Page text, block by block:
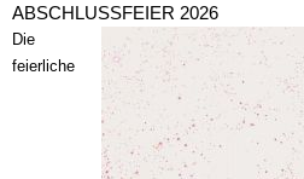
ABSCHLUSSFEIER 2026
Die
feierliche